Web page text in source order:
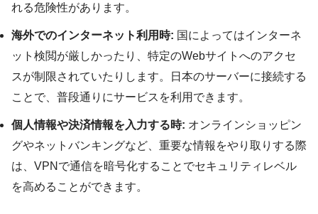
れる危険性があります。
海外でのインターネット利用時: 国によってはインターネ
ット検閲が厳しかったり、特定のWebサイトへのアクセ
スが制限されていたりします。日本のサーバーに接続する
ことで、普段通りにサービスを利用できます。
個人情報や決済情報を入力する時: オンラインショッピン
グやネットバンキングなど、重要な情報をやり取りする際
は、VPNで通信を暗号化することでセキュリティレベル
を高めることができます。